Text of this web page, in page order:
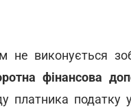
виконується
фінансова
платника податку